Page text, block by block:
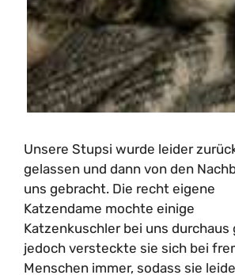
Unsere Stupsi wurde leider
gelassen und dann von den
uns gebracht. Die recht eigene
Katzendame mochte einige
Katzenkuschler bei uns durchaus
jedoch versteckte sie sich bei
Menschen immer, sodass sie